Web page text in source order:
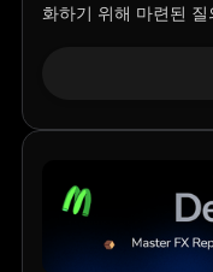
화하기 위해 마련된